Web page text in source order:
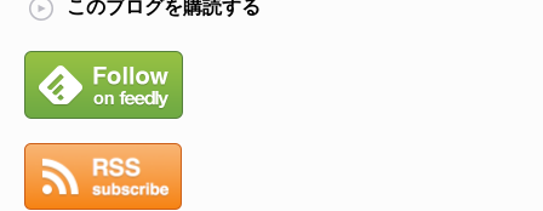
このブログを購読する